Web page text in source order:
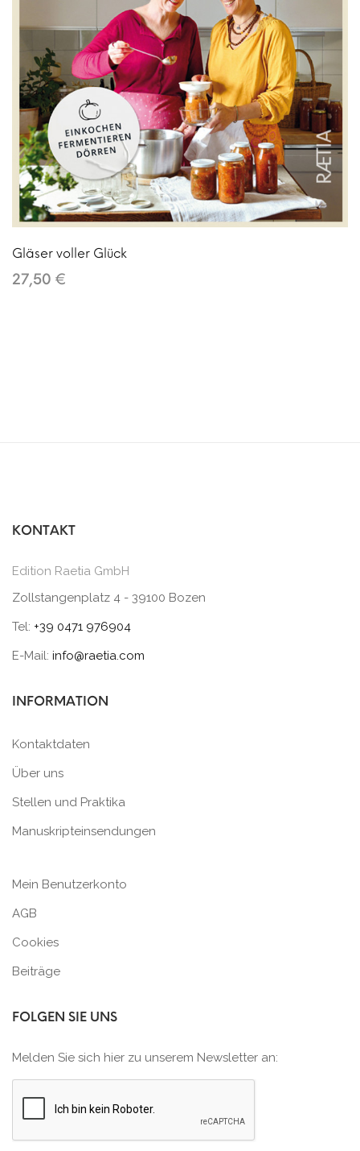
Gläser voller Glück
27,50 €
KONTAKT
Edition Raetia GmbH
Zollstangenplatz 4 - 39100 Bozen
Tel: +39 0471 976904
E-Mail: info@raetia.com
INFORMATION
Kontaktdaten
Über uns
Stellen und Praktika
Manuskripteinsendungen
Mein Benutzerkonto
AGB
Cookies
Beiträge
FOLGEN SIE UNS
Melden Sie sich hier zu unserem Newsletter an: